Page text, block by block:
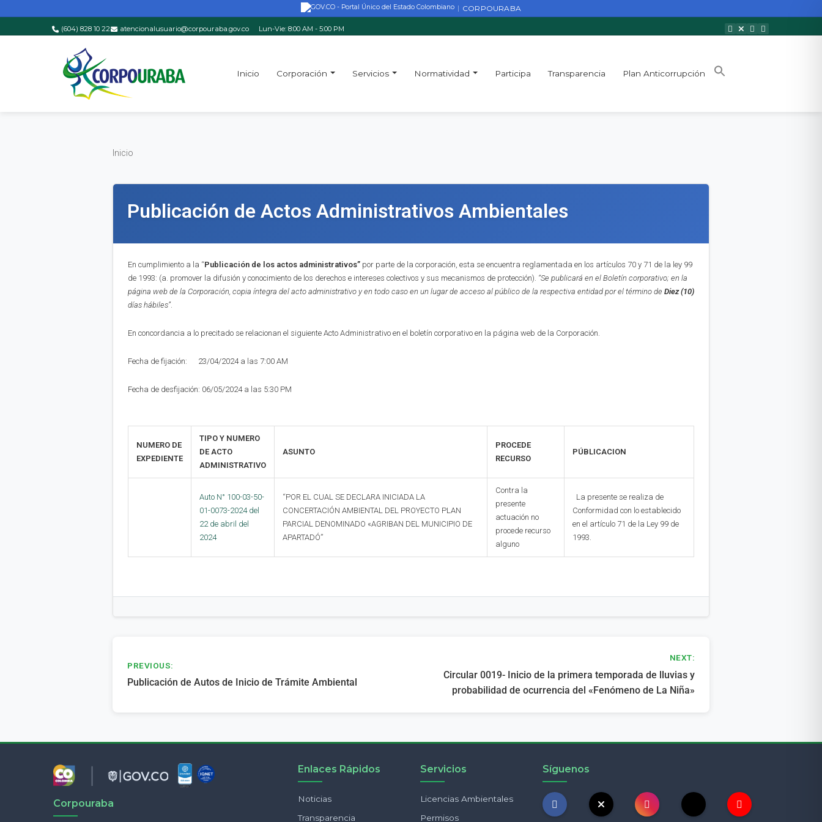
Saltar al contenido principal
| CORPOURABA
(604) 828 10 22 atencionalusuario@corpouraba.gov.co Lun-Vie: 8:00 AM - 5:00 PM
Inicio Corporación Servicios Normatividad Participa Transparencia Plan Anticorrupción
Inicio
Inicio
Publicación de Actos Administrativos Ambientales
En cumplimiento a la “Publicación de los actos administrativos” por parte de la corporación, esta se encuentra reglamentada en los artículos 70 y 71 de la ley 99
de 1993: (a. promover la difusión y conocimiento de los derechos e intereses colectivos y sus mecanismos de protección). “Se publicará en el Boletín corporativo; en la
página web de la Corporación, copia íntegra del acto administrativo y en todo caso en un lugar de acceso al público de la respectiva entidad por el término de Diez (10)
días hábiles”.
En concordancia a lo precitado se relacionan el siguiente Acto Administrativo en el boletín corporativo en la página web de la Corporación.
Fecha de fijación: 23/04/2024 a las 7:00 AM
Fecha de desfijación: 06/05/2024 a las 5:30 PM
NUMERO DE
EXPEDIENTE
TIPO Y NUMERO
DE ACTO
ADMINISTRATIVO
ASUNTO
PROCEDE
RECURSO
PÚBLICACION
Auto N° 100-03-50-
01-0073-2024 del
22 de abril del
2024
“POR EL CUAL SE DECLARA INICIADA LA
CONCERTACIÓN AMBIENTAL DEL PROYECTO PLAN
PARCIAL DENOMINADO «AGRIBAN DEL MUNICIPIO DE
APARTADÓ”
Contra la
presente
actuación no
procede recurso
alguno
La presente se realiza de
Conformidad con lo establecido
en el artículo 71 de la Ley 99 de
1993.
Navegación
de
PREVIOUS:
Publicación de Autos de Inicio de Trámite Ambiental
NEXT:
Circular 0019- Inicio de la primera temporada de lluvias y
probabilidad de ocurrencia del «Fenómeno de La Niña»
Corpouraba
Enlaces Rápidos
Noticias
Transparencia
Servicios
Licencias Ambientales
Permisos
Síguenos